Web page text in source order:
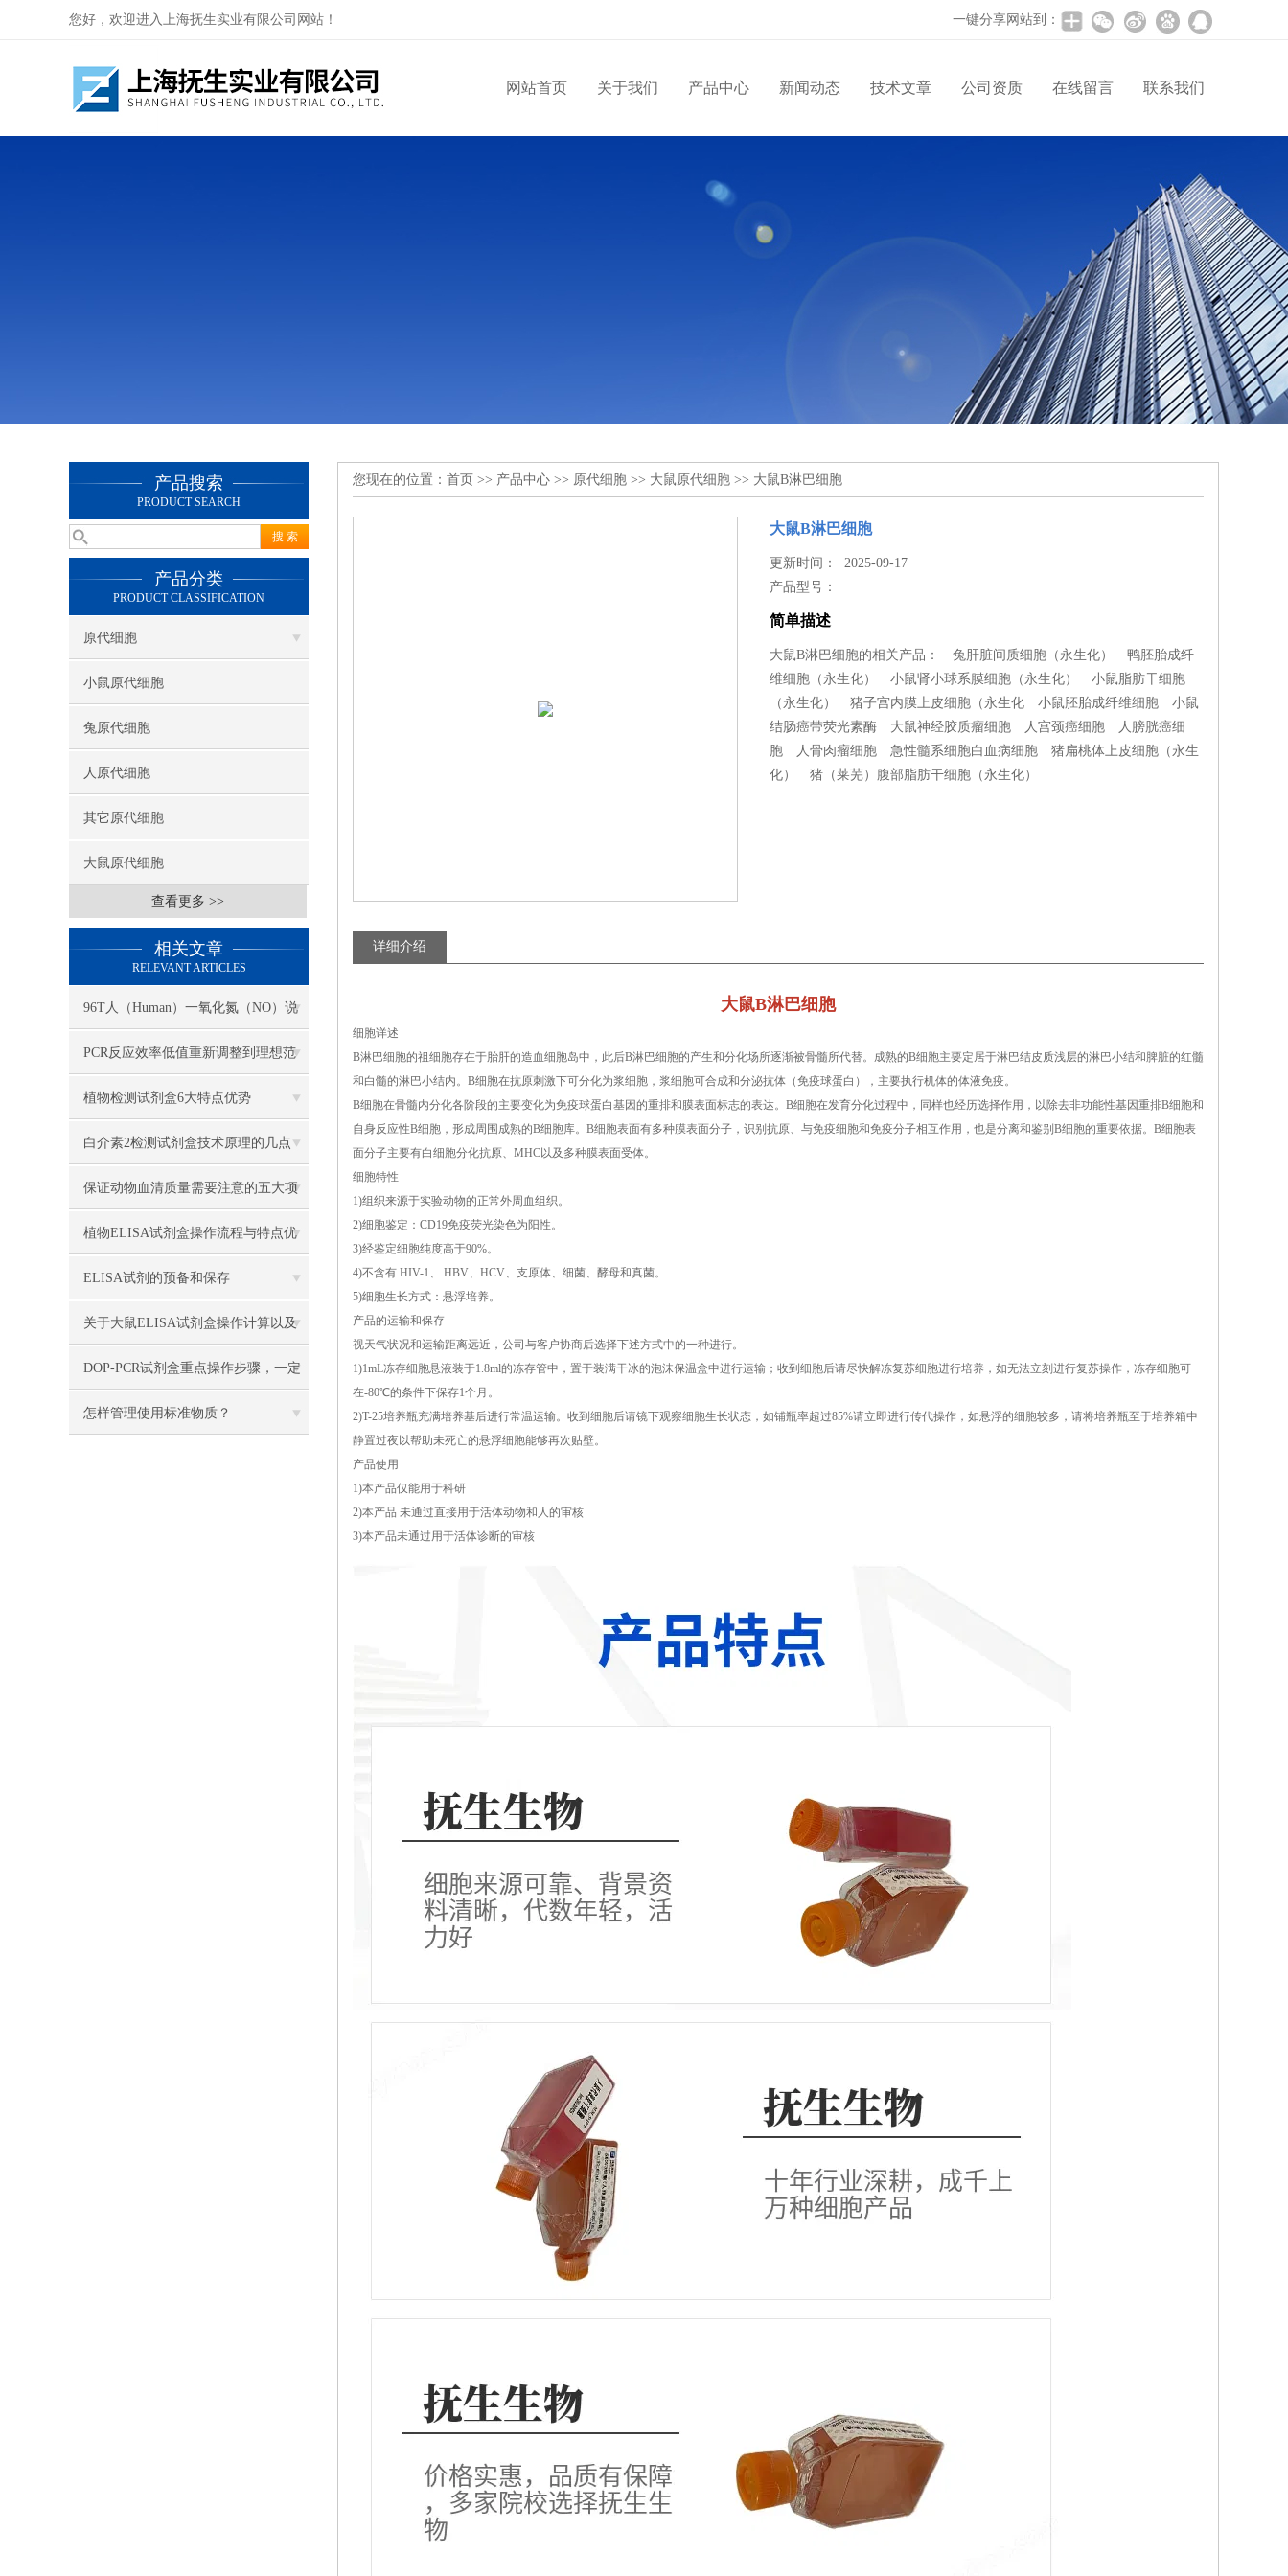
您好，欢迎进入上海抚生实业有限公司网站！ 一键分享网站到：
网站首页 关于我们 产品中心 新闻动态 技术文章 公司资质 在线留言 联系我们
产品搜索
PRODUCT SEARCH
产品分类
PRODUCT CLASSIFICATION
原代细胞
小鼠原代细胞
兔原代细胞
人原代细胞
其它原代细胞
大鼠原代细胞
查看更多 >>
相关文章
RELEVANT ARTICLES
96T人（Human）一氧化氮（NO）说
明书
PCR反应效率低值重新调整到理想范
围步骤
植物检测试剂盒6大特点优势
白介素2检测试剂盒技术原理的几点
保证动物血清质量需要注意的五大项
植物ELISA试剂盒操作流程与特点优
势
ELISA试剂的预备和保存
关于大鼠ELISA试剂盒操作计算以及
注意事项总结
DOP-PCR试剂盒重点操作步骤，一定
要看
怎样管理使用标准物质？
您现在的位置： 首页 >> 产品中心 >> 原代细胞 >> 大鼠原代细胞 >> 大鼠B淋巴细胞
大鼠B淋巴细胞
更新时间： 2025-09-17
产品型号：
简单描述
大鼠B淋巴细胞的相关产品： 兔肝脏间质细胞（永生化） 鸭胚胎成纤
维细胞（永生化） 小鼠肾小球系膜细胞（永生化） 小鼠脂肪干细胞
（永生化） 猪子宫内膜上皮细胞（永生化 小鼠胚胎成纤维细胞 小鼠
结肠癌带荧光素酶 大鼠神经胶质瘤细胞 人宫颈癌细胞 人膀胱癌细
胞 人骨肉瘤细胞 急性髓系细胞白血病细胞 猪扁桃体上皮细胞（永生
化） 猪（莱芜）腹部脂肪干细胞（永生化）
详细介绍
大鼠B淋巴细胞
细胞详述
B淋巴细胞的祖细胞存在于胎肝的造血细胞岛中，此后B淋巴细胞的产生和分化场所逐渐被骨髓所代替。成熟的B细胞主要定居于淋巴结皮质浅层的淋巴小结和脾脏的红髓
和白髓的淋巴小结内。B细胞在抗原刺激下可分化为浆细胞，浆细胞可合成和分泌抗体（免疫球蛋白），主要执行机体的体液免疫。
B细胞在骨髓内分化各阶段的主要变化为免疫球蛋白基因的重排和膜表面标志的表达。B细胞在发育分化过程中，同样也经历选择作用，以除去非功能性基因重排B细胞和
自身反应性B细胞，形成周围成熟的B细胞库。B细胞表面有多种膜表面分子，识别抗原、与免疫细胞和免疫分子相互作用，也是分离和鉴别B细胞的重要依据。B细胞表
面分子主要有白细胞分化抗原、MHC以及多种膜表面受体。
细胞特性
1)组织来源于实验动物的正常外周血组织。
2)细胞鉴定：CD19免疫荧光染色为阳性。
3)经鉴定细胞纯度高于90%。
4)不含有 HIV-1、 HBV、HCV、支原体、细菌、酵母和真菌。
5)细胞生长方式：悬浮培养。
产品的运输和保存
视天气状况和运输距离远近，公司与客户协商后选择下述方式中的一种进行。
1)1mL冻存细胞悬液装于1.8ml的冻存管中，置于装满干冰的泡沫保温盒中进行运输；收到细胞后请尽快解冻复苏细胞进行培养，如无法立刻进行复苏操作，冻存细胞可
在-80℃的条件下保存1个月。
2)T-25培养瓶充满培养基后进行常温运输。收到细胞后请镜下观察细胞生长状态，如铺瓶率超过85%请立即进行传代操作，如悬浮的细胞较多，请将培养瓶至于培养箱中
静置过夜以帮助未死亡的悬浮细胞能够再次贴壁。
产品使用
1)本产品仅能用于科研
2)本产品 未通过直接用于活体动物和人的审核
3)本产品未通过用于活体诊断的审核